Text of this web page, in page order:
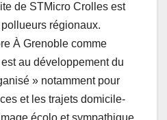
de STMicro Crolles est
régionaux.
À Grenoble comme
au développement du
» notamment pour
et les trajets domicile-